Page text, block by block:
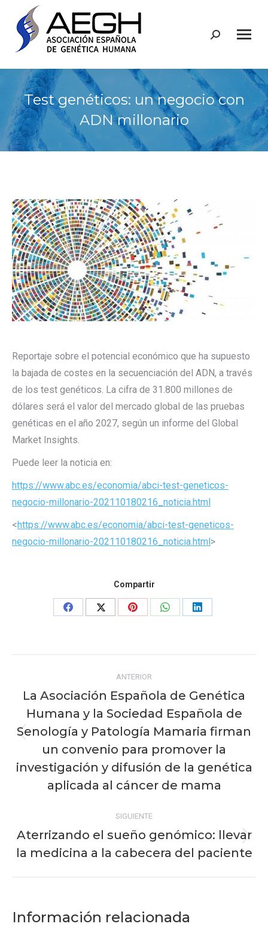
Buscar:
Test genéticos: un negocio con
ADN millonario
Reportaje sobre el potencial económico que ha supuesto
la bajada de costes en la secuenciación del ADN, a través
de los test genéticos. La cifra de 31.800 millones de
dólares será el valor del mercado global de las pruebas
genéticas en el año 2027, según un informe del Global
Market Insights.
Puede leer la noticia en:
https://www.abc.es/economia/abci-test-geneticos-
negocio-millonario-202110180216_noticia.html
<https://www.abc.es/economia/abci-test-geneticos-
negocio-millonario-202110180216_noticia.html>
Compartir
Share
Share
Share
Share
Share
entre
publicaciones
ANTERIOR
Publicación
anterior:
La Asociación Española de Genética
Humana y la Sociedad Española de
Senología y Patología Mamaria firman
un convenio para promover la
investigación y difusión de la genética
aplicada al cáncer de mama
SIGUIENTE
Publicación
siguiente:
Aterrizando el sueño genómico: llevar
la medicina a la cabecera del paciente
Información relacionada